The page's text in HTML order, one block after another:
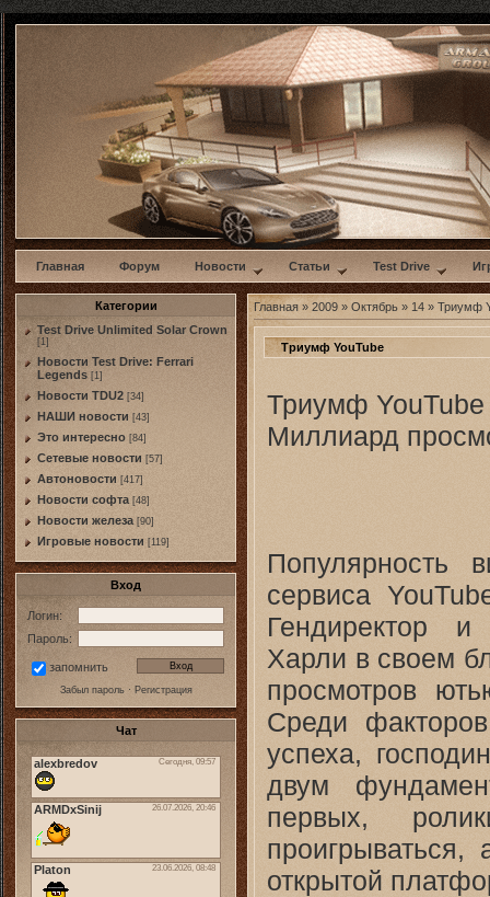
w
Главная Форум Новости Статьи Test Drive
Категории
Test Drive Unlimited Solar Crown
[1]
Новости Test Drive: Ferrari
Legends [1]
Новости TDU2 [34]
НАШИ новости [43]
Это интересно [84]
Сетевые новости [57]
Автоновости [417]
Новости софта [48]
Новоcти железа [90]
Игровые новости [119]
Вход
Логин:
Пароль:
запомнить
Забыл пароль· Регистрация
Чат
Главная » 2009 » Октябрь » 14 » Триумф
Триумф YouTube
Триумф YouTube
Миллиард
Популярность
сервиса
Гендиректор и
Харли в своем
просмотров
Среди
успеха,
двум
первых,
открытой